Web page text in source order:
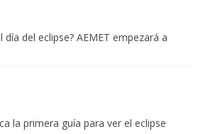
día del eclipse? AEMET empezará a
la primera guía para ver el eclipse